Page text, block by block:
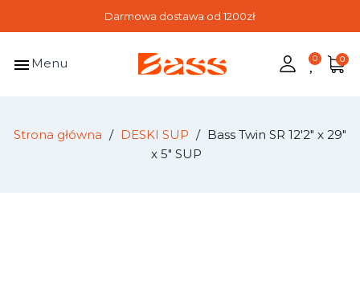
Darmowa dostawa od 1200zł
menu Menu
Strona główna DESKI SUP
Bass Twin SR 12'2" x 29"
x 5" SUP